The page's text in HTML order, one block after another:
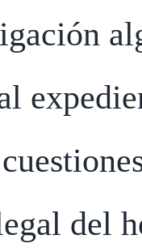
del